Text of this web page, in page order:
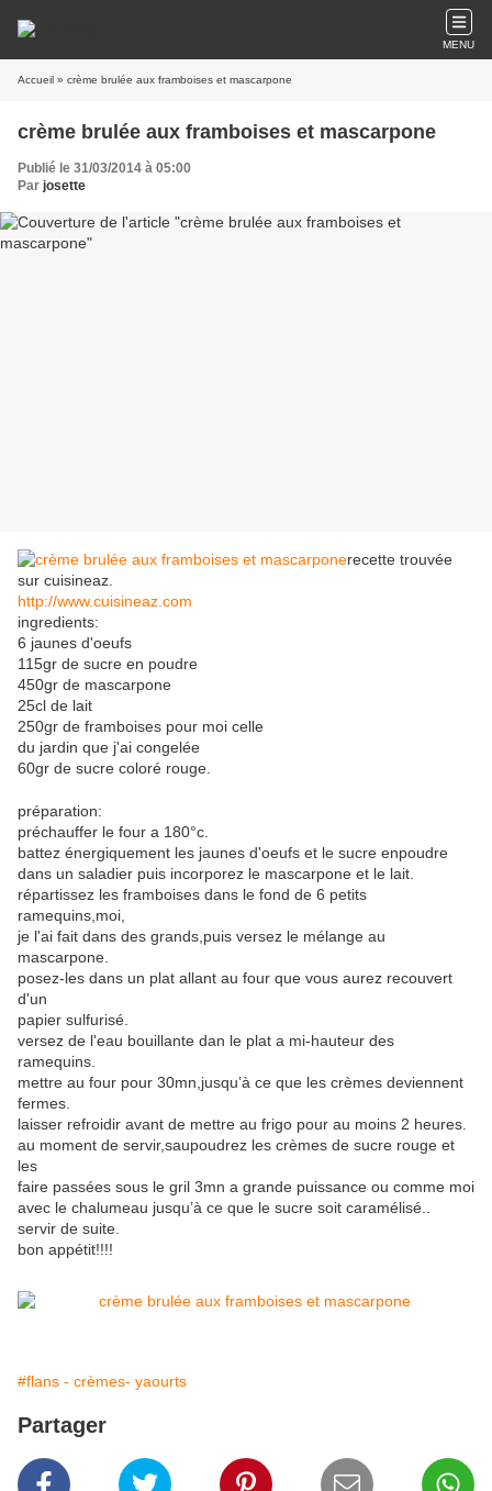
MENU
Accueil » crème brulée aux framboises et mascarpone
crème brulée aux framboises et mascarpone
Publié le 31/03/2014 à 05:00
Par josette
recette trouvée
sur cuisineaz.
http://www.cuisineaz.com
ingredients:
6 jaunes d'oeufs
115gr de sucre en poudre
450gr de mascarpone
25cl de lait
250gr de framboises pour moi celle
du jardin que j'ai congelée
60gr de sucre coloré rouge.
préparation:
préchauffer le four a 180°c.
battez énergiquement les jaunes d'oeufs et le sucre enpoudre
dans un saladier puis incorporez le mascarpone et le lait.
répartissez les framboises dans le fond de 6 petits
ramequins,moi,
je l'ai fait dans des grands,puis versez le mélange au
mascarpone.
posez-les dans un plat allant au four que vous aurez recouvert
d'un
papier sulfurisé.
versez de l'eau bouillante dan le plat a mi-hauteur des
ramequins.
mettre au four pour 30mn,jusqu’à ce que les crèmes deviennent
fermes.
laisser refroidir avant de mettre au frigo pour au moins 2 heures.
au moment de servir,saupoudrez les crèmes de sucre rouge et
les
faire passées sous le gril 3mn a grande puissance ou comme moi
avec le chalumeau jusqu’à ce que le sucre soit caramélisé..
servir de suite.
bon appétit!!!!
#flans - crèmes- yaourts
Partager